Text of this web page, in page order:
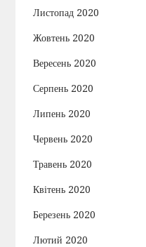
Листопад 2020
Жовтень 2020
Вересень 2020
Серпень 2020
Липень 2020
Червень 2020
Травень 2020
Квітень 2020
Березень 2020
Лютий 2020